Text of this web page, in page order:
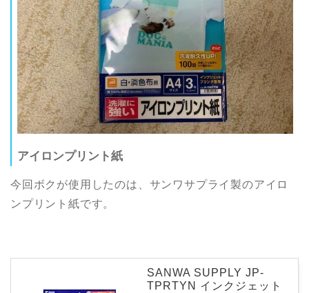
アイロンプリント紙
今回ボクが使用したのは、サンワサプライ製のアイロ
ンプリント紙です。
SANWA SUPPLY JP-
TPRTYN インクジェット